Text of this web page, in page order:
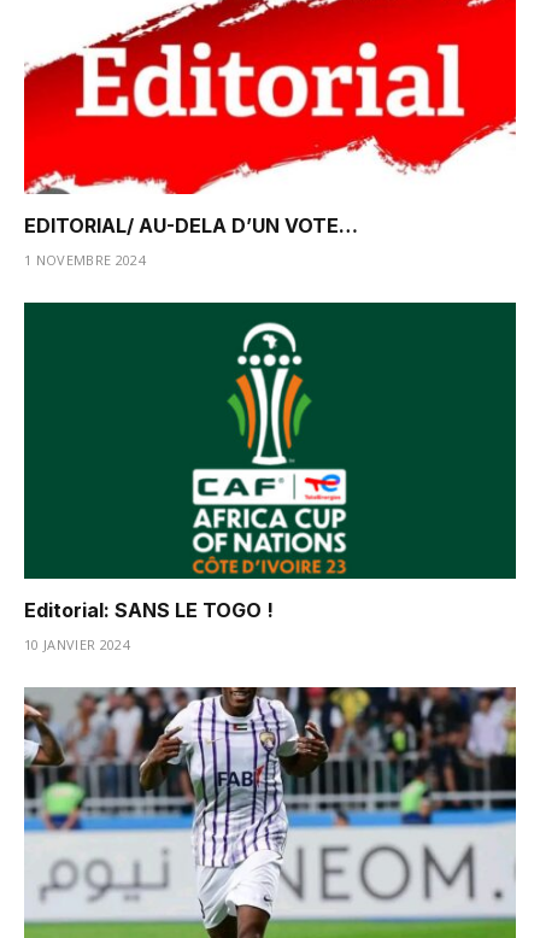
EDITORIAL/ AU-DELA D’UN VOTE…
1 NOVEMBRE 2024
Editorial: SANS LE TOGO !
10 JANVIER 2024